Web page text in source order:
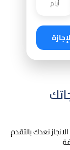
أيام
نعدك بالتقدم